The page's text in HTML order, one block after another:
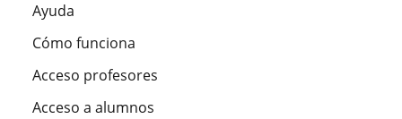
Ayuda
Cómo funciona
Acceso profesores
Acceso a alumnos